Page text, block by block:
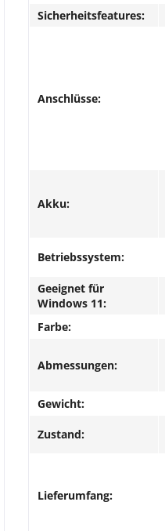
Sicherheitsfeatures:
Anschlüsse:
Akku:
Betriebssystem:
Geeignet für
Windows 11:
Farbe:
Abmessungen:
Gewicht:
Zustand:
Lieferumfang: